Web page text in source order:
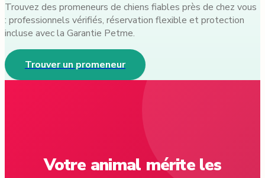
Trouvez des promeneurs de chiens fiables près de chez vous
: professionnels vérifiés, réservation flexible et protection
incluse avec la Garantie Petme.
Trouver un promeneur
Votre animal mérite les